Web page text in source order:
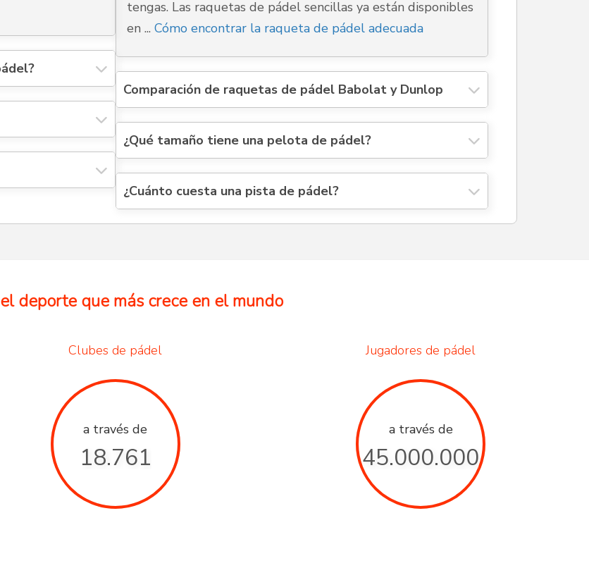
tengas. Las raquetas de pádel sencillas ya están disponibles
en ... Cómo encontrar la raqueta de pádel adecuada
Comparación de raquetas de pádel Babolat y Dunlop
¿Qué tamaño tiene una pelota de pádel?
¿Cuánto cuesta una pista de pádel?
deporte que más crece en el mundo
Clubes de pádel
a través de
18.761
Jugadores de pádel
a través de
45.000.000